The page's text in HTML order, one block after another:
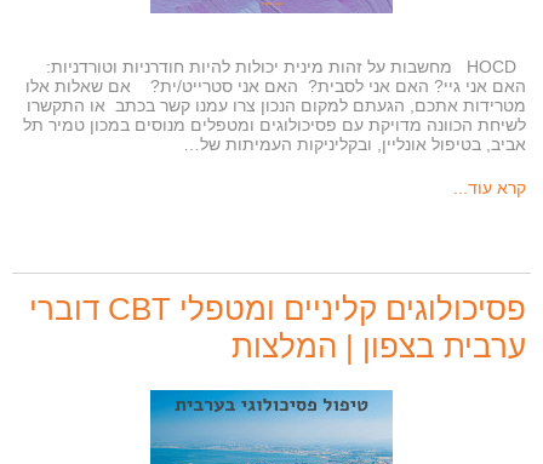
HOCD מחשבות על זהות מינית יכולות להיות חודרניות וטורדניות:
האם אני גיי? האם אני לסבית? האם אני סטרייט/ית? אם שאלות אלו
מטרידות אתכם, הגעתם למקום הנכון צרו עמנו קשר בכתב או התקשרו
לשיחת הכוונה מדויקת עם פסיכולוגים ומטפלים מנוסים במכון טמיר תל
אביב, בטיפול אונליין, ובקליניקות העמיתות של…
קרא עוד...
פסיכולוגים קליניים ומטפלי CBT דוברי
ערבית בצפון | המלצות